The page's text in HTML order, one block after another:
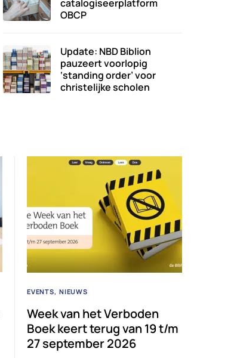
catalogiseerplatform
OBCP
Update: NBD Biblion
pauzeert voorlopig
‘standing order’ voor
christelijke scholen
EVENTS NIEUWS
Week van het Verboden
Boek keert terug van 19 t/m
27 september 2026